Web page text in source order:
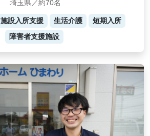
埼玉県／約70名
施設入所支援 生活介護
短期入所
障害者支援施設